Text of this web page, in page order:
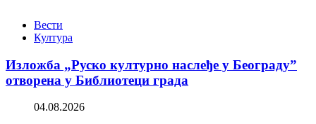
Вести
Култура
Изложба „Руско културно наслеђе у Београду”
отворена у Библиотеци града
04.08.2026